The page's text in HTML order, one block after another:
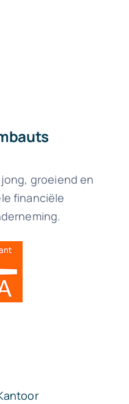
groeiend en
financiële